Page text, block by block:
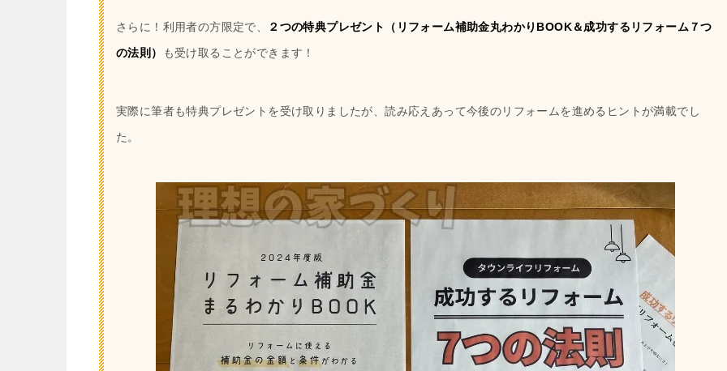
さらに！利用者の方限定で、
２つの特典プレゼント（リフォーム補助金丸わかりBOOK＆成功するリフォーム７つ
の法則）
も受け取ることができます！
実際に筆者も特典プレゼントを受け取りましたが、読み応えあって今後のリフォームを進めるヒントが満載でし
た。